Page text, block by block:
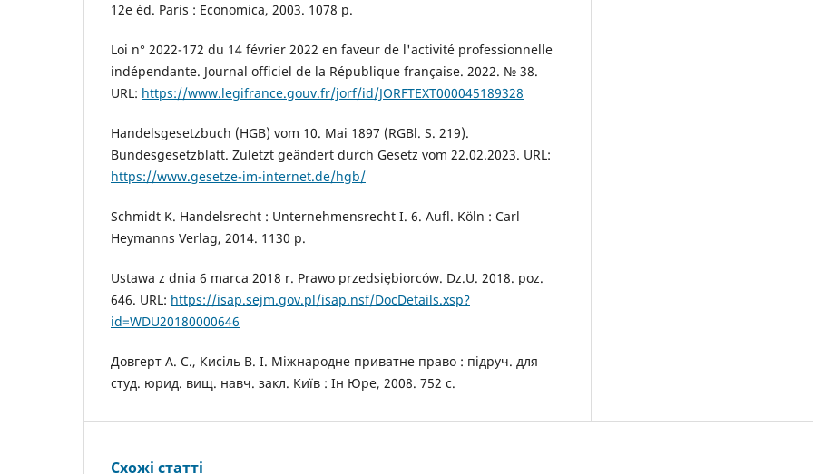
12e éd. Paris : Economica, 2003. 1078 p.
Loi n° 2022-172 du 14 février 2022 en faveur de l'activité professionnelle
indépendante. Journal officiel de la République française. 2022. № 38.
URL: https://www.legifrance.gouv.fr/jorf/id/JORFTEXT000045189328
Handelsgesetzbuch (HGB) vom 10. Mai 1897 (RGBl. S. 219).
Bundesgesetzblatt. Zuletzt geändert durch Gesetz vom 22.02.2023. URL:
https://www.gesetze-im-internet.de/hgb/
Schmidt K. Handelsrecht : Unternehmensrecht I. 6. Aufl. Köln : Carl
Heymanns Verlag, 2014. 1130 p.
Ustawa z dnia 6 marca 2018 r. Prawo przedsiębiorców. Dz.U. 2018. poz.
646. URL: https://isap.sejm.gov.pl/isap.nsf/DocDetails.xsp?
id=WDU20180000646
Довгерт А. С., Кисіль В. І. Міжнародне приватне право : підруч. для
студ. юрид. вищ. навч. закл. Київ : Ін Юре, 2008. 752 с.
Схожі статті